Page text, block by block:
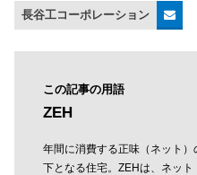
長谷工コーポレーション
この記事の用語
ZEH
年間に消費する正味（ネット
下となる住宅。ZEHは、ネッ